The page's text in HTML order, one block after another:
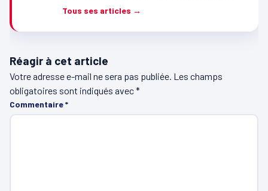
Tous ses articles →
Réagir à cet article
Votre adresse e-mail ne sera pas publiée. Les champs
obligatoires sont indiqués avec*
Commentaire*